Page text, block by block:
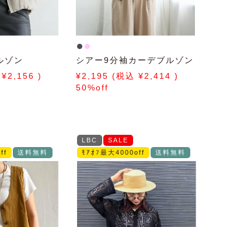
ゾン
2,156
シアー9分袖カーデブルゾン
2,195
2,414
50%off
送料無料
LBC
SALE
ﾓｱｵﾌ最大4000off
送料無料